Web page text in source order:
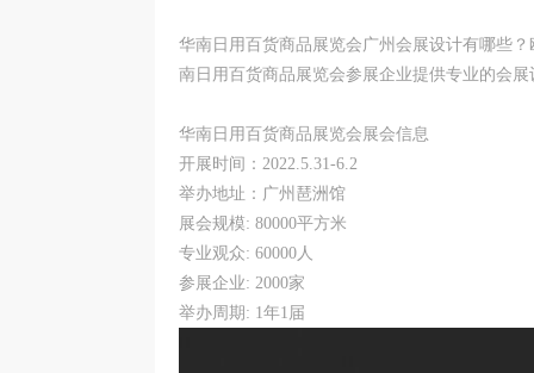
华南日用百货商品展览会广州会展设计有哪些
南日用百货商品展览会参展企业提供专业的会展
华南日用百货商品展览会展会信息
开展时间：2022.5.31-6.2
举办地址：广州琶洲馆
展会规模: 80000平方米
专业观众: 60000人
参展企业: 2000家
举办周期: 1年1届